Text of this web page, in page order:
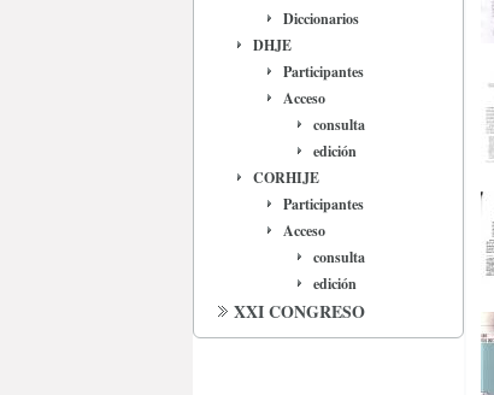
Diccionarios
DHJE
Participantes
Acceso
consulta
edición
CORHIJE
Participantes
Acceso
consulta
edición
XXI CONGRESO